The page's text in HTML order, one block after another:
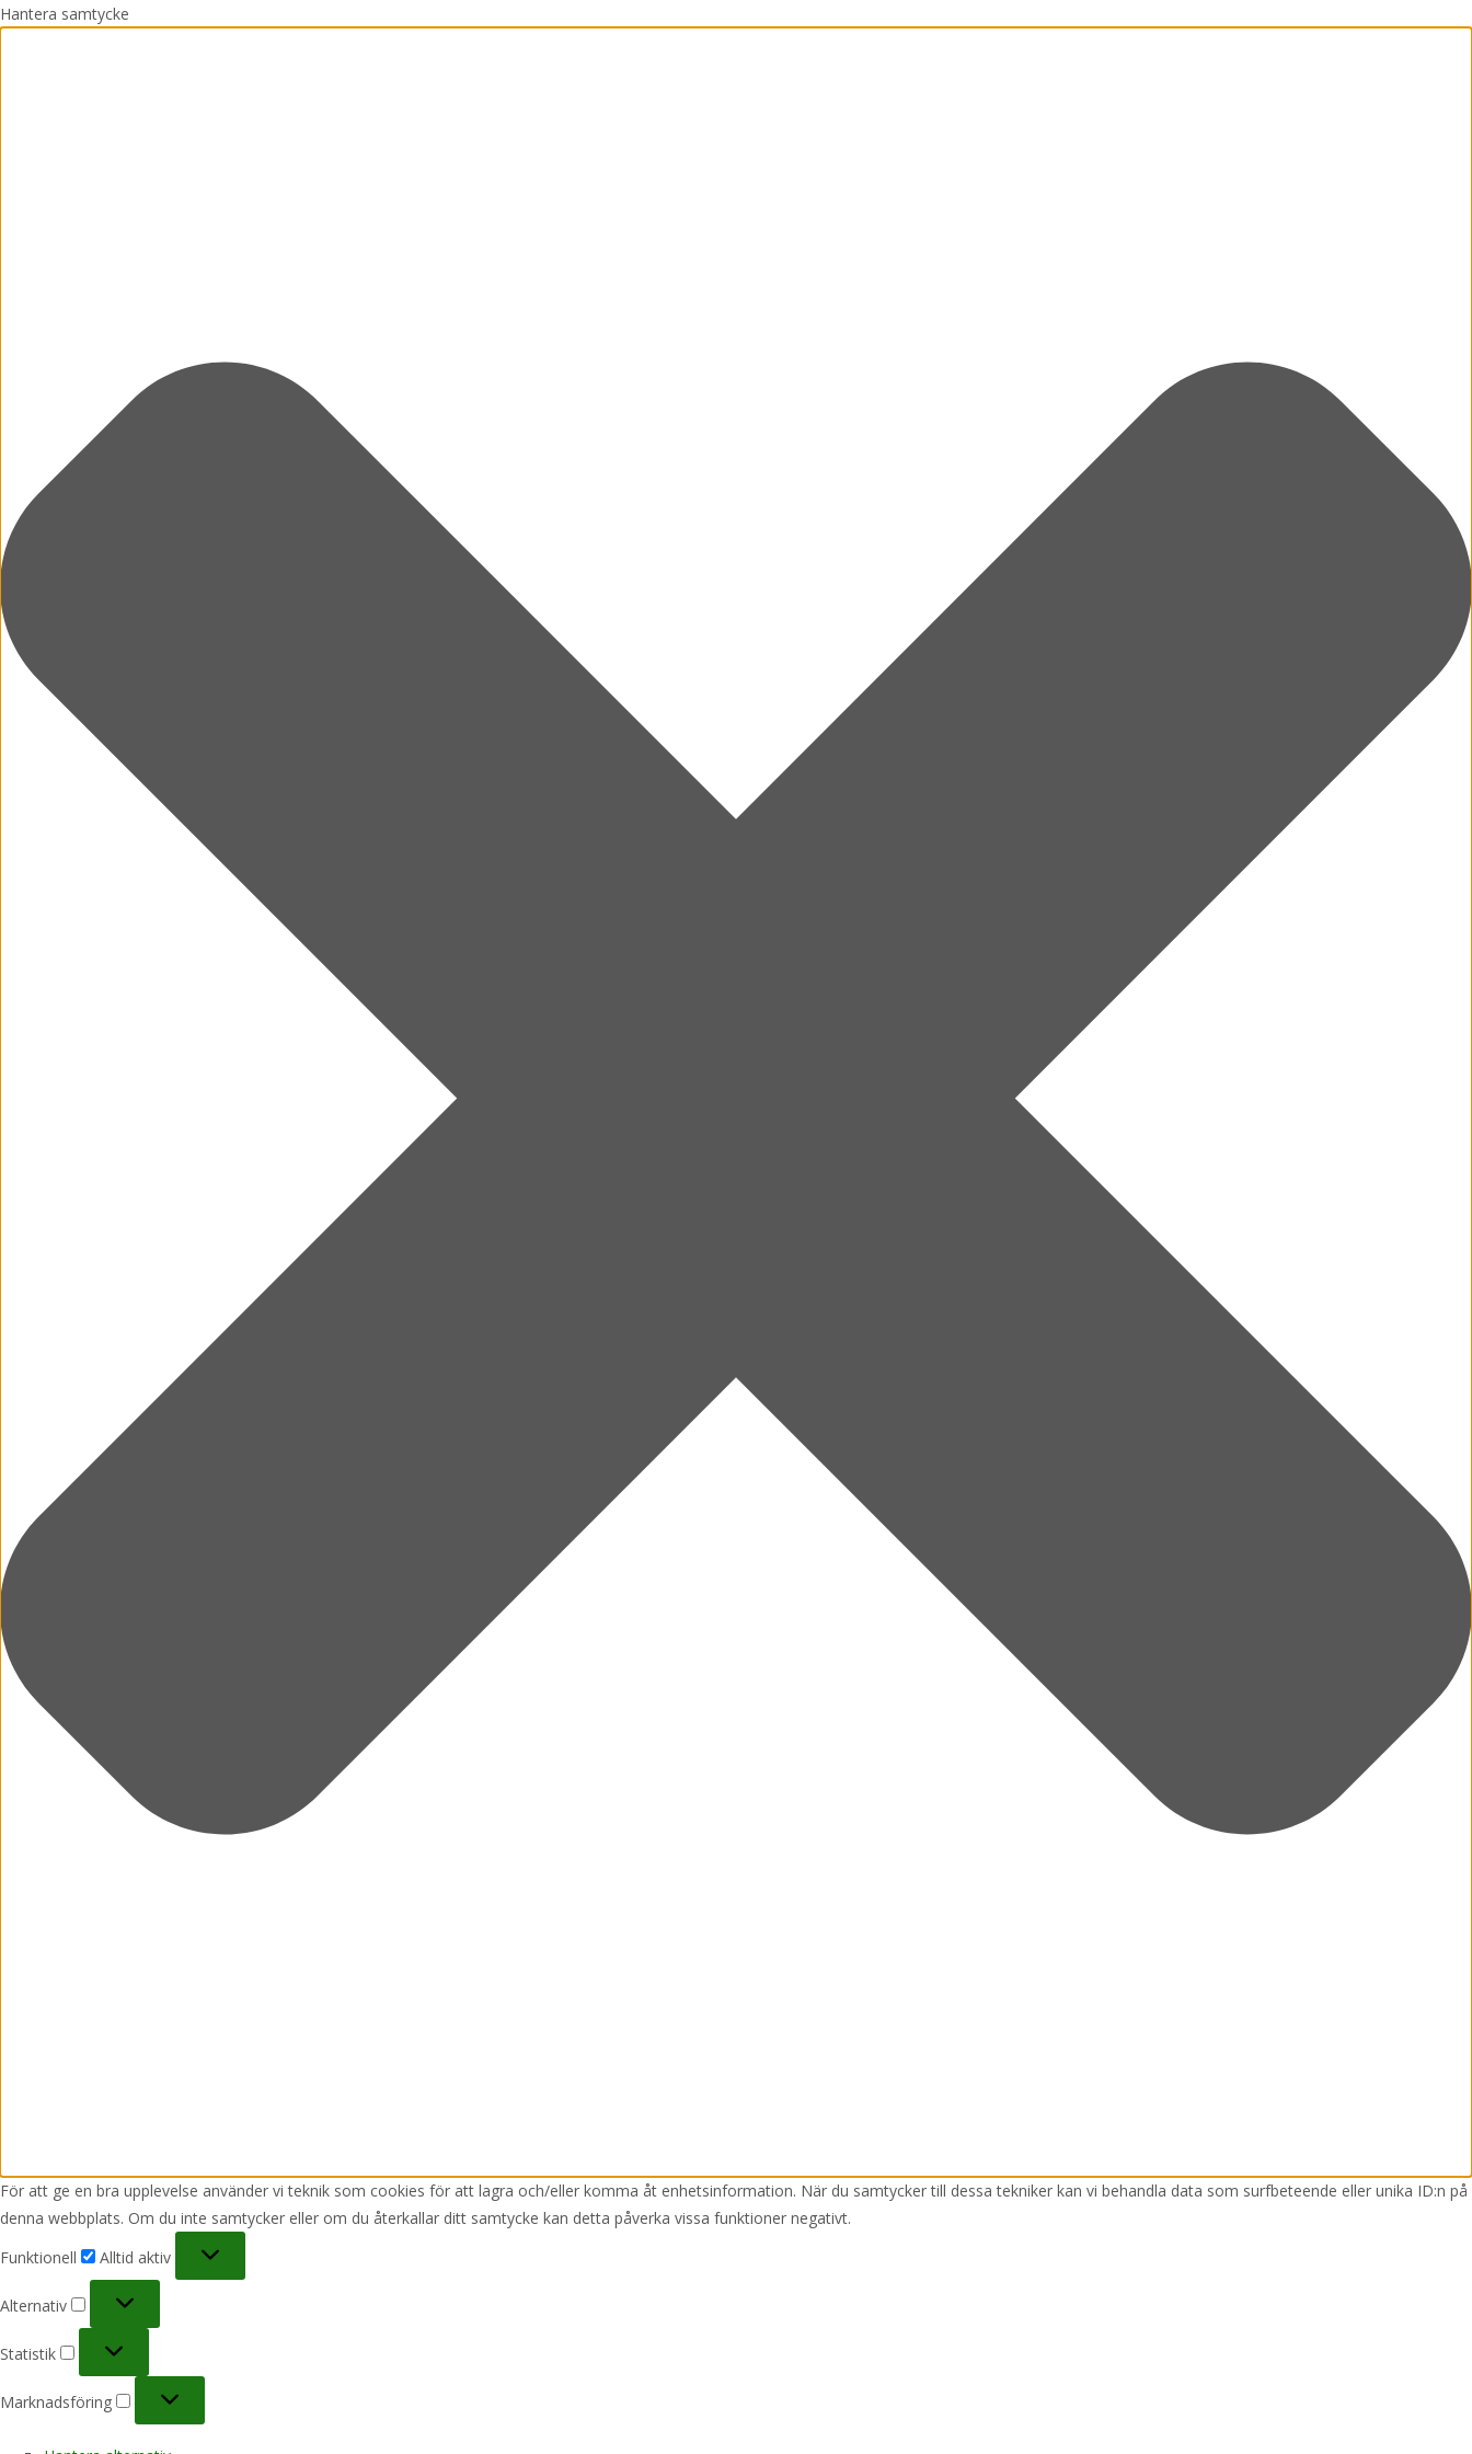
Hantera samtycke
För att ge en bra upplevelse använder vi teknik som cookies för att lagra och/eller komma åt enhetsinformation. När du samtycker till dessa tekniker kan vi behandla data som surfbeteende eller unika ID:n på
denna webbplats. Om du inte samtycker eller om du återkallar ditt samtycke kan detta påverka vissa funktioner negativt.
Funktionell
Alltid aktiv
Alternativ
Statistik
Marknadsföring